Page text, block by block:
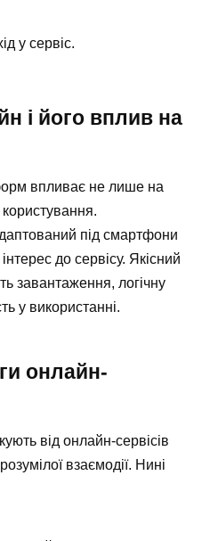
у сервіс.
і його вплив на
впливає не лише на
під смартфони
до сервісу. Якісний
завантаження, логічну
у використанні.
онлайн-
від онлайн-сервісів
взаємодії. Нині